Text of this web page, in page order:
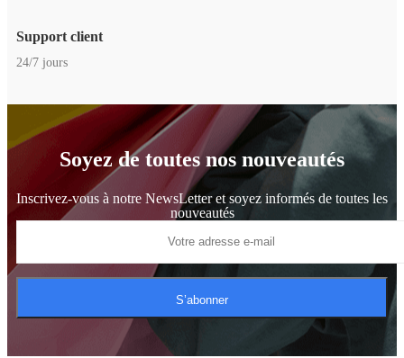
Support client
24/7 jours
Soyez de toutes nos nouveautés
Inscrivez-vous à notre NewsLetter et soyez informés de toutes les
nouveautés
S’abonner